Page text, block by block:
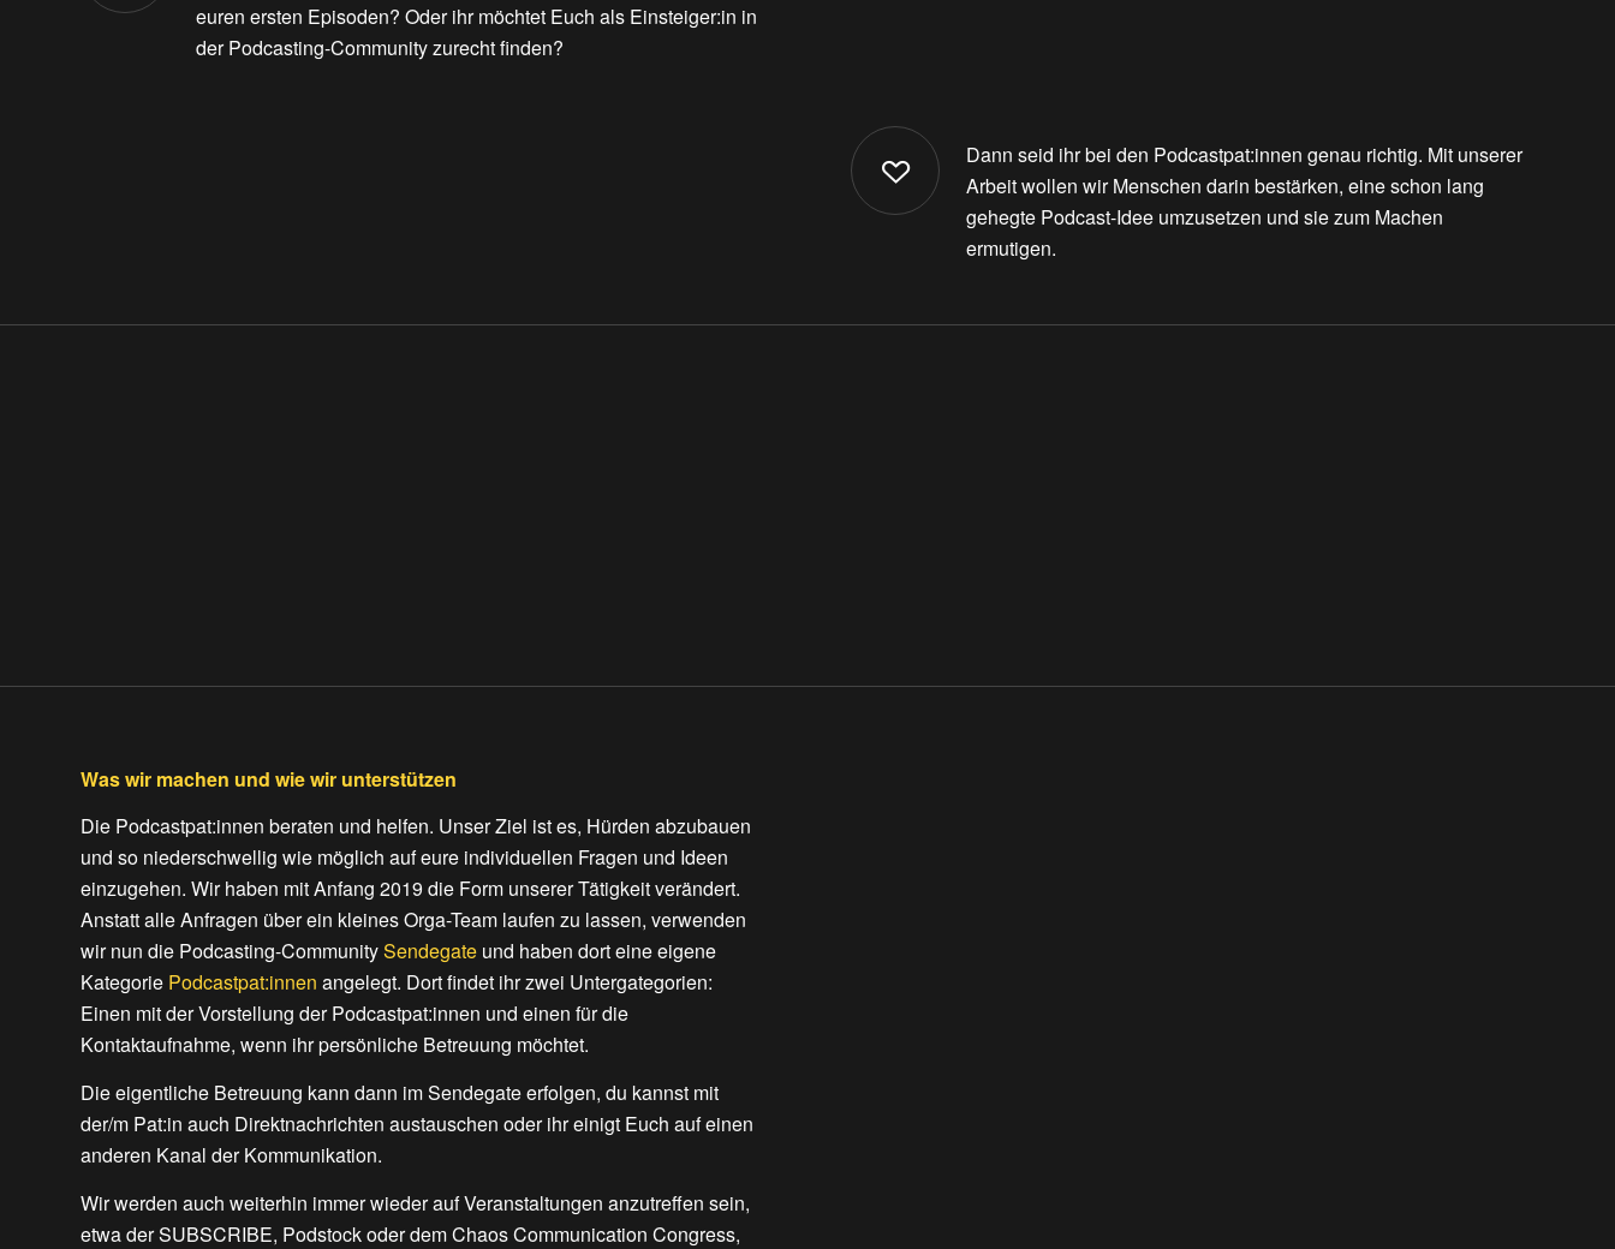
euren ersten Episoden? Oder ihr möchtet Euch als Einsteiger:in in
der Podcasting-Community zurecht finden?
Dann seid ihr bei den Podcastpat:innen genau richtig. Mit unserer
Arbeit wollen wir Menschen darin bestärken, eine schon lang
gehegte Podcast-Idee umzusetzen und sie zum Machen
ermutigen.
Was wir machen und wie wir unterstützen
Die Podcastpat:innen beraten und helfen. Unser Ziel ist es, Hürden abzubauen
und so niederschwellig wie möglich auf eure individuellen Fragen und Ideen
einzugehen. Wir haben mit Anfang 2019 die Form unserer Tätigkeit verändert.
Anstatt alle Anfragen über ein kleines Orga-Team laufen zu lassen, verwenden
wir nun die Podcasting-CommunitySendegate und haben dort eine eigene
Kategorie Podcastpat:innen angelegt. Dort findet ihr zwei Untergategorien:
Einen mit der Vorstellung der Podcastpat:innen und einen für die
Kontaktaufnahme, wenn ihr persönliche Betreuung möchtet.
Die eigentliche Betreuung kann dann im Sendegate erfolgen, du kannst mit
der/m Pat:in auch Direktnachrichten austauschen oder ihr einigt Euch auf einen
anderen Kanal der Kommunikation.
Wir werden auch weiterhin immer wieder auf Veranstaltungen anzutreffen sein,
etwa der SUBSCRIBE, Podstock oder dem Chaos Communication Congress,